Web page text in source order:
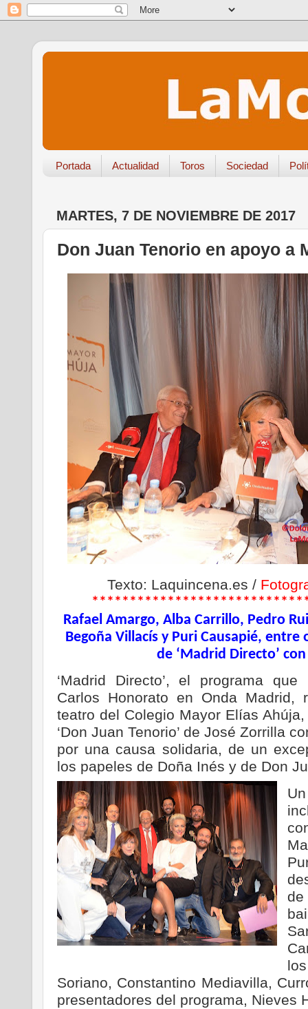
Portada Actualidad Toros Sociedad
MARTES, 7 DE NOVIEMBRE DE 2017
Don Juan Tenorio en apoyo a
Texto: Laquincena.es /
Rafael Amargo, Alba Carrillo, Pedro
Begoña Villacís y Puri Causapié, entre
de ‘Madrid Directo’
‘Madrid Directo’, el programa
Carlos Honorato en Onda Madrid,
teatro del Colegio Mayor Elías
‘Don Juan Tenorio’ de José Zorrilla
por una causa solidaria, de un
los papeles de Doña Inés y de Don
Soriano, Constantino Mediavilla,
presentadores del programa, Nieves